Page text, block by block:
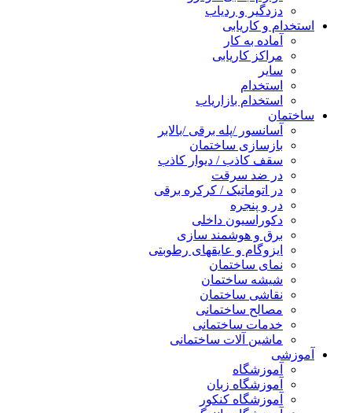
دزدگیر و ردیاب
استخدام و کاریابی
آماده به کار
مراکز کاریابی
سایر
استخدام
استخدام بازاریاب
ساختمان
آسانسور /پله برقی /بالابر
بازسازی ساختمان
سقف کاذب / دیوار کاذب
در ضد سرقت
در اتوماتیک / کرکره برقی
در و پنجره
دکوراسیون داخلی
برق و هوشمند سازی
ایزوگام و عایقهای رطوبتی
نمای ساختمان
شیشه ساختمان
نقاشی ساختمان
مصالح ساختمانی
خدمات ساختمانی
ماشین آلات ساختمانی
آموزشی
آموزشگاه
آموزشگاه زبان
آموزشگاه کنکور